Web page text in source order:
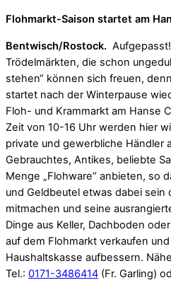
Flohmarkt-Saison startet am
Bentwisch/Rostock.
Trödelmärkten, die schon
stehen“ können sich freuen,
startet nach der Winterpause
Floh- und Krammarkt am Hanse
Zeit von 10-16 Uhr werden hier
private und gewerbliche Händler
Gebrauchtes, Antikes, beliebte
Menge „Flohware“ anbieten, so
und Geldbeutel etwas dabei sein
mitmachen und seine
Dinge aus Keller, Dachboden
auf dem Flohmarkt verkaufen
Haushaltskasse aufbessern.
Tel.: 0171-3486414 (Fr. Garling)